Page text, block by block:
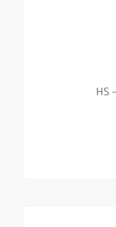
HS